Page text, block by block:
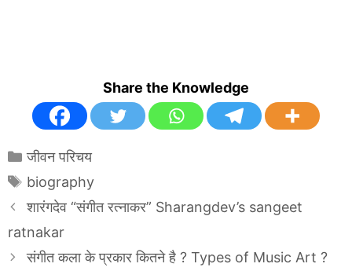
Share the Knowledge
Categories
जीवन परिचय
Tags
biography
शारंगदेव “संगीत रत्नाकर” Sharangdev’s sangeet
ratnakar
संगीत कला के प्रकार कितने है ? Types of Music Art ?